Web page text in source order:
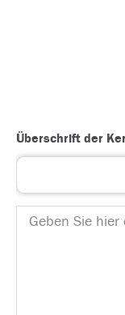
Überschrift der